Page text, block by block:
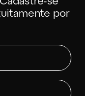
por